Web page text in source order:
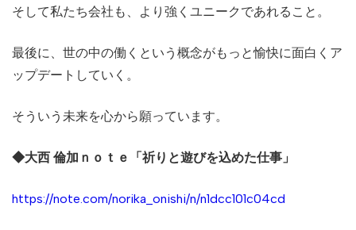
そして私たち会社も、より強くユニークであれること。
最後に、世の中の働くという概念がもっと愉快に面白くア
ップデートしていく。
そういう未来を心から願っています。
◆大西 倫加ｎｏｔｅ「祈りと遊びを込めた仕事」
https://note.com/norika_onishi/n/n1dcc101c04cd